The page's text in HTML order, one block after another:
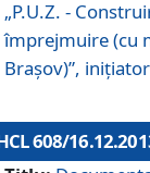
„P.U.Z. -
împrejmuire (cu
Braşov)”,
608/